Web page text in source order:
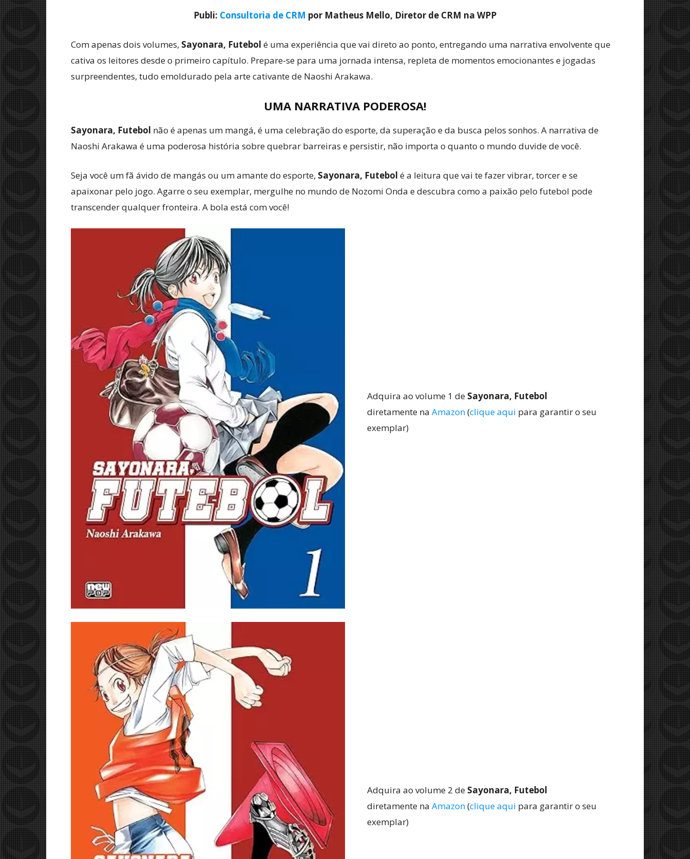
Publi: Consultoria de CRM por Matheus Mello, Diretor de CRM na WPP
Com apenas dois volumes, Sayonara, Futebol é uma experiência que vai direto ao ponto, entregando uma narrativa envolvente que
cativa os leitores desde o primeiro capítulo. Prepare-se para uma jornada intensa, repleta de momentos emocionantes e jogadas
surpreendentes, tudo emoldurado pela arte cativante de Naoshi Arakawa.
UMA NARRATIVA PODEROSA!
Sayonara, Futebol não é apenas um mangá, é uma celebração do esporte, da superação e da busca pelos sonhos. A narrativa de
Naoshi Arakawa é uma poderosa história sobre quebrar barreiras e persistir, não importa o quanto o mundo duvide de você.
Seja você um fã ávido de mangás ou um amante do esporte, Sayonara, Futebol é a leitura que vai te fazer vibrar, torcer e se
apaixonar pelo jogo. Agarre o seu exemplar, mergulhe no mundo de Nozomi Onda e descubra como a paixão pelo futebol pode
transcender qualquer fronteira. A bola está com você!
Adquira ao volume 1 de Sayonara, Futebol
diretamente na Amazon(clique aqui para garantir o seu
exemplar)
Adquira ao volume 2 de Sayonara, Futebol
diretamente na Amazon(clique aqui para garantir o seu
exemplar)